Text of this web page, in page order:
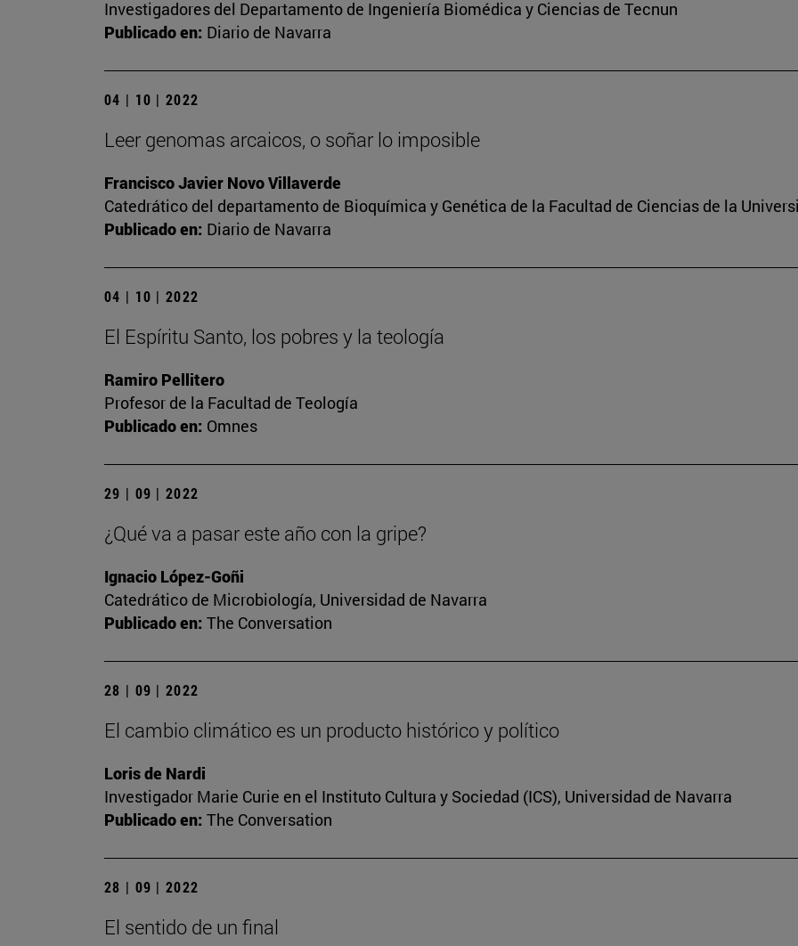
Investigadores del Departamento de Ingeniería Biomédica y Ciencias de Tecnun
Publicado en: Diario de Navarra
04 | 10 | 2022
Leer genomas arcaicos, o soñar lo imposible
Francisco Javier Novo Villaverde
Catedrático del departamento de Bioquímica y Genética de la Facultad de Ciencias de la
Publicado en: Diario de Navarra
04 | 10 | 2022
El Espíritu Santo, los pobres y la teología
Ramiro Pellitero
Profesor de la Facultad de Teología
Publicado en: Omnes
29 | 09 | 2022
¿Qué va a pasar este año con la gripe?
Ignacio López-Goñi
Catedrático de Microbiología, Universidad de Navarra
Publicado en: The Conversation
28 | 09 | 2022
El cambio climático es un producto histórico y político
Loris de Nardi
Investigador Marie Curie en el Instituto Cultura y Sociedad (ICS), Universidad de Navarra
Publicado en: The Conversation
28 | 09 | 2022
El sentido de un final